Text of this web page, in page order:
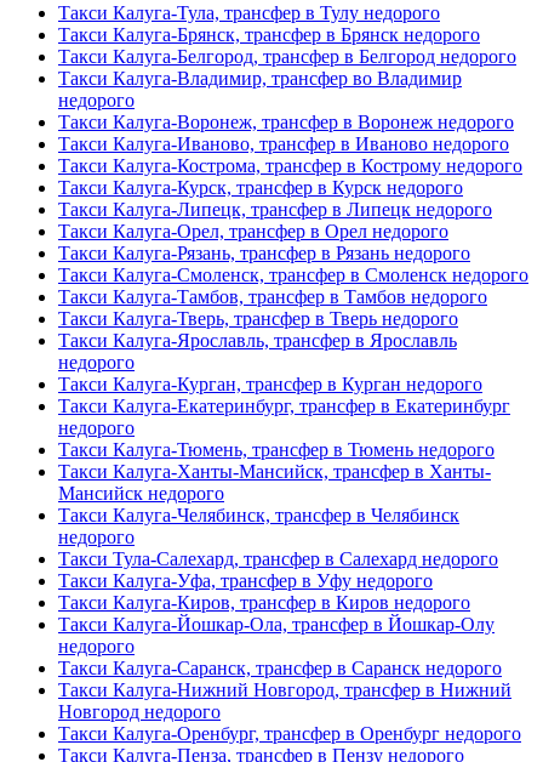
Такси Калуга-Тула, трансфер в Тулу недорого
Такси Калуга-Брянск, трансфер в Брянск недорого
Такси Калуга-Белгород, трансфер в Белгород недорого
Такси Калуга-Владимир, трансфер во Владимир
недорого
Такси Калуга-Воронеж, трансфер в Воронеж недорого
Такси Калуга-Иваново, трансфер в Иваново недорого
Такси Калуга-Кострома, трансфер в Кострому недорого
Такси Калуга-Курск, трансфер в Курск недорого
Такси Калуга-Липецк, трансфер в Липецк недорого
Такси Калуга-Орел, трансфер в Орел недорого
Такси Калуга-Рязань, трансфер в Рязань недорого
Такси Калуга-Смоленск, трансфер в Смоленск недорого
Такси Калуга-Тамбов, трансфер в Тамбов недорого
Такси Калуга-Тверь, трансфер в Тверь недорого
Такси Калуга-Ярославль, трансфер в Ярославль
недорого
Такси Калуга-Курган, трансфер в Курган недорого
Такси Калуга-Екатеринбург, трансфер в Екатеринбург
недорого
Такси Калуга-Тюмень, трансфер в Тюмень недорого
Такси Калуга-Ханты-Мансийск, трансфер в Ханты-
Мансийск недорого
Такси Калуга-Челябинск, трансфер в Челябинск
недорого
Такси Тула-Салехард, трансфер в Салехард недорого
Такси Калуга-Уфа, трансфер в Уфу недорого
Такси Калуга-Киров, трансфер в Киров недорого
Такси Калуга-Йошкар-Ола, трансфер в Йошкар-Олу
недорого
Такси Калуга-Саранск, трансфер в Саранск недорого
Такси Калуга-Нижний Новгород, трансфер в Нижний
Новгород недорого
Такси Калуга-Оренбург, трансфер в Оренбург недорого
Такси Калуга-Пенза, трансфер в Пензу недорого